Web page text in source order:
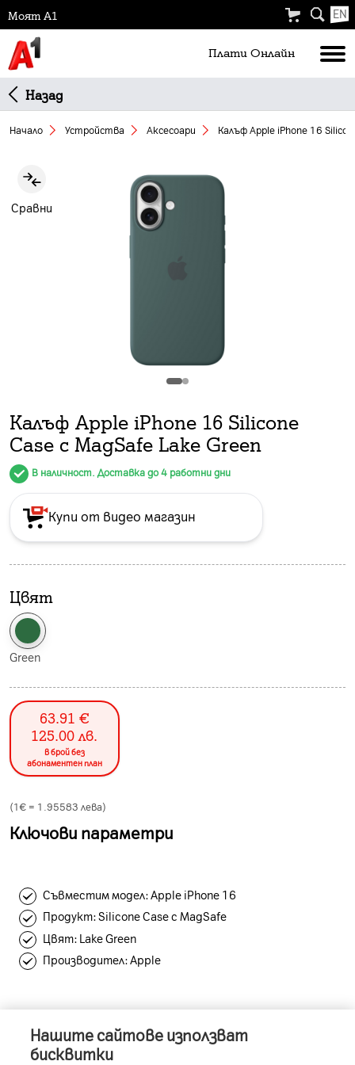
Моят А1 EN
Плати Oнлайн
Назад
Начало Устройства Аксесоари Калъф Apple iPhone 16
Сравни
Slide 1 of 2
Калъф Apple iPhone 16 Silicone
Case с MagSafe Lake Green
В наличност. Доставка до 4 работни дни
Купи от видео магазин
Цвят
Green
63.91 €
125.00 лв.
в брой без
абонаментен план
(1€ = 1.95583 лева)
Ключови параметри
Съвместим модел: Apple iPhone 16
Продукт: Silicone Case с MagSafe
Цвят: Lake Green
Производител: Apple
Информация за устройството
Нашите сайтове използват
бисквитки